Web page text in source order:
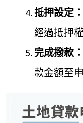
抵押設定：
經過抵押
完成撥款：
款金額至